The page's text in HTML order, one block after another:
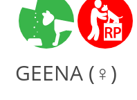
GEENA (♀)